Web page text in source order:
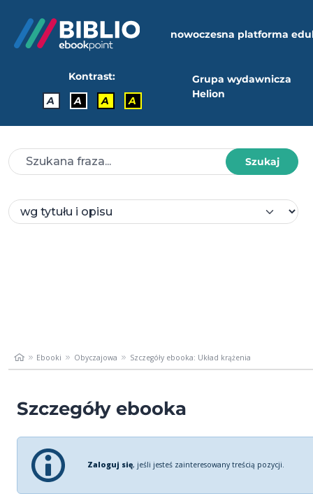
nowoczesna platforma
Kontrast:
A
A A A
Grupa wydawnicza
Helion
Szukaj
Ebooki Obyczajowa Szczegóły ebooka: Układ krążenia
Szczegóły ebooka
Zaloguj się, jeśli jesteś zainteresowany treścią pozycji.